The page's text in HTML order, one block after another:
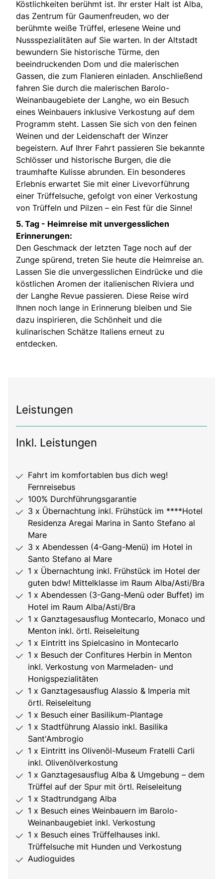
Köstlichkeiten berühmt ist. Ihr erster Halt ist Alba,
das Zentrum für Gaumenfreuden, wo der
berühmte weiße Trüffel, erlesene Weine und
Nussspezialitäten auf Sie warten. In der Altstadt
bewundern Sie historische Türme, den
beeindruckenden Dom und die malerischen
Gassen, die zum Flanieren einladen. Anschließend
fahren Sie durch die malerischen Barolo-
Weinanbaugebiete der Langhe, wo ein Besuch
eines Weinbauers inklusive Verkostung auf dem
Programm steht. Lassen Sie sich von den feinen
Weinen und der Leidenschaft der Winzer
begeistern. Auf Ihrer Fahrt passieren Sie bekannte
Schlösser und historische Burgen, die die
traumhafte Kulisse abrunden. Ein besonderes
Erlebnis erwartet Sie mit einer Livevorführung
einer Trüffelsuche, gefolgt von einer Verkostung
von Trüffeln und Pilzen – ein Fest für die Sinne!
5. Tag - Heimreise mit unvergesslichen
Erinnerungen:
Den Geschmack der letzten Tage noch auf der
Zunge spürend, treten Sie heute die Heimreise an.
Lassen Sie die unvergesslichen Eindrücke und die
köstlichen Aromen der italienischen Riviera und
der Langhe Revue passieren. Diese Reise wird
Ihnen noch lange in Erinnerung bleiben und Sie
dazu inspirieren, die Schönheit und die
kulinarischen Schätze Italiens erneut zu
entdecken.
Leistungen
Inkl. Leistungen
Fahrt im komfortablen bus dich weg!
Fernreisebus
100% Durchführungsgarantie
3 x Übernachtung inkl. Frühstück im ****Hotel
Residenza Aregai Marina in Santo Stefano al
Mare
3 x Abendessen (4-Gang-Menü) im Hotel in
Santo Stefano al Mare
1 x Übernachtung inkl. Frühstück im Hotel der
guten bdw! Mittelklasse im Raum Alba/Asti/Bra
1 x Abendessen (3-Gang-Menü oder Buffet) im
Hotel im Raum Alba/Asti/Bra
1 x Ganztagesausflug Montecarlo, Monaco und
Menton inkl. örtl. Reiseleitung
1 x Eintritt ins Spielcasino in Montecarlo
1 x Besuch der Confitures Herbin in Menton
inkl. Verkostung von Marmeladen- und
Honigspezialitäten
1 x Ganztagesausflug Alassio & Imperia mit
örtl. Reiseleitung
1 x Besuch einer Basilikum-Plantage
1 x Stadtführung Alassio inkl. Basilika
Sant'Ambrogio
1 x Eintritt ins Olivenöl-Museum Fratelli Carli
inkl. Olivenölverkostung
1 x Ganztagesausflug Alba & Umgebung – dem
Trüffel auf der Spur mit örtl. Reiseleitung
1 x Stadtrundgang Alba
1 x Besuch eines Weinbauern im Barolo-
Weinanbaugebiet inkl. Verkostung
1 x Besuch eines Trüffelhauses inkl.
Trüffelsuche mit Hunden und Verkostung
Audioguides